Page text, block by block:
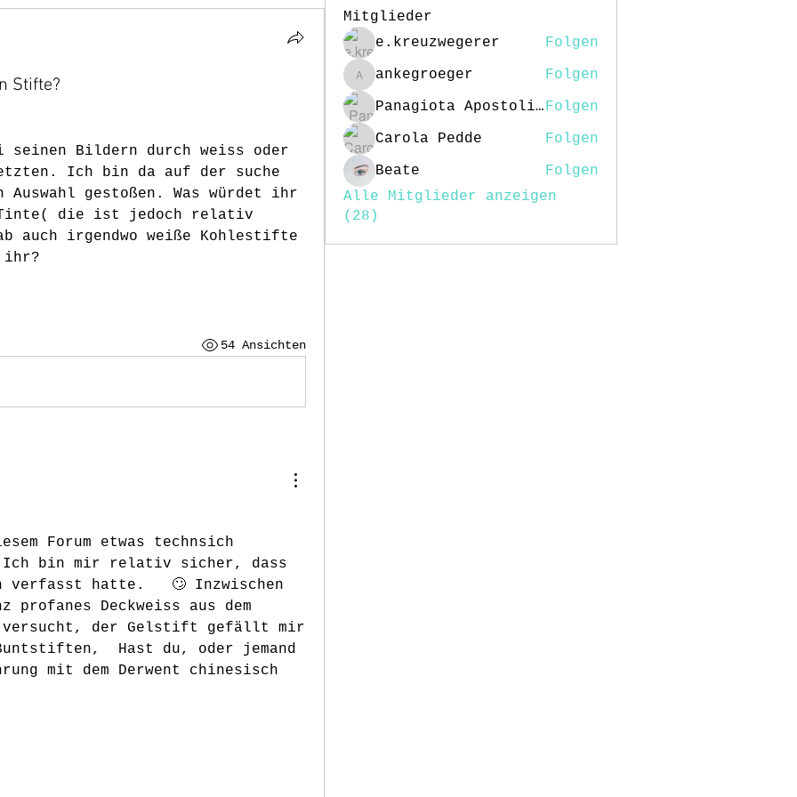
Stifte?
seinen Bildern durch weiss oder
Ich bin da auf der suche
Auswahl gestoßen. Was würdet ihr
Tinte( die ist jedoch relativ
auch irgendwo weiße Kohlestifte
ihr?
54 Ansichten
Forum etwas technsich
Ich bin mir relativ sicher, dass
verfasst hatte.   🙄 Inzwischen
profanes Deckweiss aus dem
versucht, der Gelstift gefällt mir
Hast du, oder jemand
mit dem Derwent chinesisch
Mitglieder
e.kreuzwegerer
Folgen
ankegroeger
ankegroeger
Folgen
Panagiota ApostolidouFolgen
Carola Pedde
Folgen
Beate
Folgen
Alle Mitglieder anzeigen
(28)